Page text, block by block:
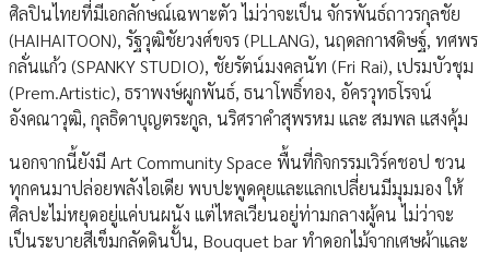
ศิลปินไทยที่มีเอกลักษณ์เฉพาะตัว ไม่ว่าจะเป็น จักรพันธ์ถาวรกุลชัย
(HAIHAITOON), รัฐวุฒิชัยวงศ์ขจร (PLLANG), นฤดลกาฬดิษฐ์, ทศพร
กลั่นแก้ว (SPANKY STUDIO), ชัยรัตน์มงคลนัท (Fri Rai), เปรมบัวชุม
(Prem.Artistic), ธราพงษ์ผูกพันธ์, ธนาโพธิ์ทอง, อัครวุทธโรจน์
อังคณาวุฒิ, กุลธิดาบุญตระกูล, นริศราคำสุพรหม และ สมพล แสงคุ้ม
นอกจากนี้ยังมี Art Community Space พื้นที่กิจกรรมเวิร์คชอป ชวน
ทุกคนมาปล่อยพลังไอเดีย พบปะพูดคุยและแลกเปลี่ยนมีมุมมอง ให้
ศิลปะไม่หยุดอยู่แค่บนผนัง แต่ไหลเวียนอยู่ท่ามกลางผู้คน ไม่ว่าจะ
เป็นระบายสีเข็มกลัดดินปั้น, Bouquet bar ทำดอกไม้จากเศษผ้าและ